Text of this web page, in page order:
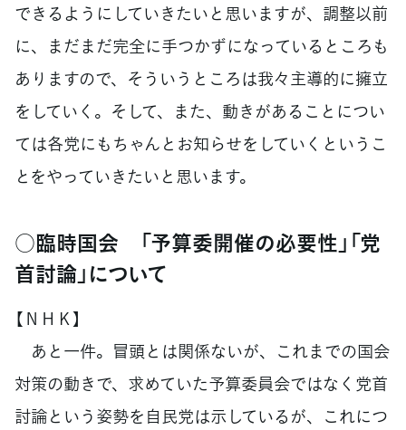
できるようにしていきたいと思いますが、調整以前
に、まだまだ完全に手つかずになっているところも
ありますので、そういうところは我々主導的に擁立
をしていく。そして、また、動きがあることについ
ては各党にもちゃんとお知らせをしていくというこ
とをやっていきたいと思います。
○臨時国会 「予算委開催の必要性」「党
首討論」について
【ＮＨＫ】
あと一件。冒頭とは関係ないが、これまでの国会
対策の動きで、求めていた予算委員会ではなく党首
討論という姿勢を自民党は示しているが、これにつ